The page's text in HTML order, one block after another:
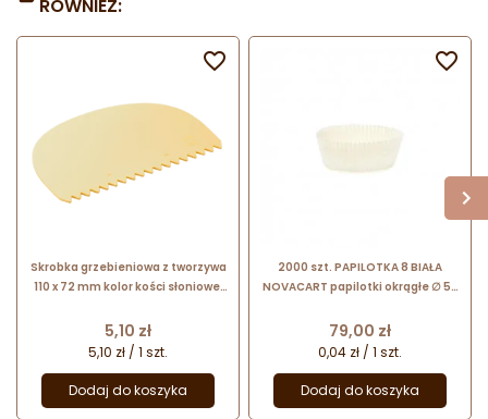
RÓWNIEŻ:
Skrobka grzebieniowa z tworzywa
110 x 72 mm kolor kości słoniowej
Cena
5,10 zł
5,10 zł / 1 szt.
Dodaj do koszyka

2000 szt. PAPILOTKA 8 BIAŁA
NOVACART papilotki okrągłe ∅ 58
Cena
79,00 zł
0,04 zł / 1 szt.
Dodaj do koszyka
